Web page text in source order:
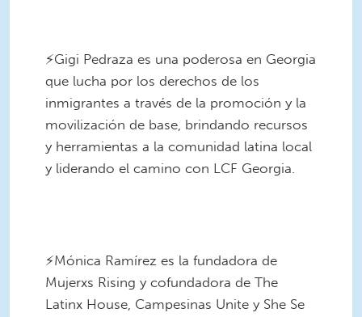
⚡️Gigi Pedraza es una poderosa en Georgia
que lucha por los derechos de los
inmigrantes a través de la promoción y la
movilización de base, brindando recursos
y herramientas a la comunidad latina local
y liderando el camino con LCF Georgia.
⚡️Mónica Ramírez es la fundadora de
Mujerxs Rising y cofundadora de The
Latinx House, Campesinas Unite y She Se